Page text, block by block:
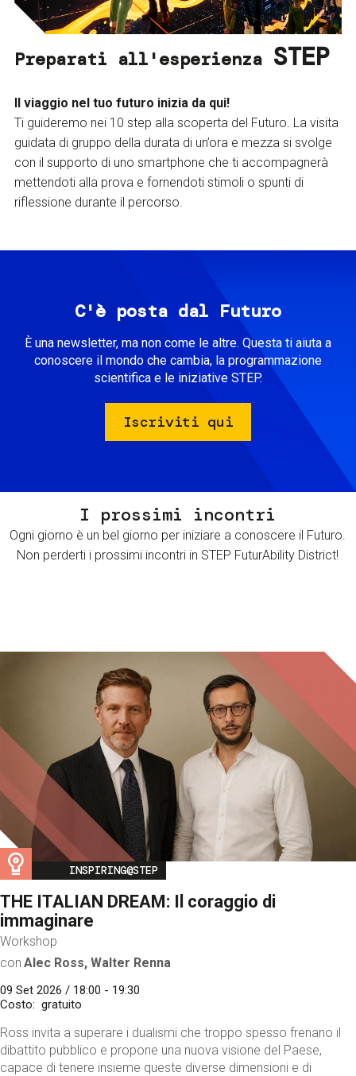
Preparati all'esperienza STEP
Il viaggio nel tuo futuro inizia da qui!
Ti guideremo nei 10 step alla scoperta del Futuro. La visita
guidata di gruppo della durata di un’ora e mezza si svolge
con il supporto di uno smartphone che ti accompagnerà
mettendoti alla prova e fornendoti stimoli o spunti di
riflessione durante il percorso.
C'è posta dal Futuro
È una newsletter, ma non come le altre. Questa ti aiuta a
conoscere il mondo che cambia, la programmazione
scientifica e le iniziative STEP.
Iscriviti qui
I prossimi incontri
Ogni giorno è un bel giorno per iniziare a conoscere il Futuro.
Non perderti i prossimi incontri in STEP FuturAbility District!
Image
INSPIRING@STEP
THE ITALIAN DREAM: Il coraggio di
immaginare
Workshop
con Alec Ross, Walter Renna
09 Set 2026 / 18:00 - 19:30
Costo
gratuito
Ross invita a superare i dualismi che troppo spesso frenano il
dibattito pubblico e propone una nuova visione del Paese,
capace di tenere insieme queste diverse dimensioni e di